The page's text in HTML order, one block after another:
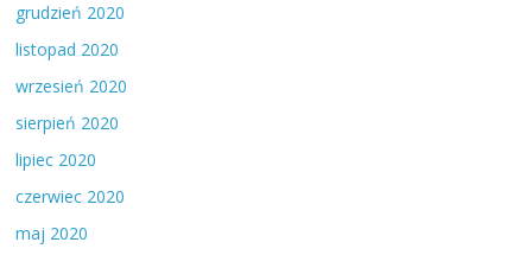
grudzień 2020
listopad 2020
wrzesień 2020
sierpień 2020
lipiec 2020
czerwiec 2020
maj 2020